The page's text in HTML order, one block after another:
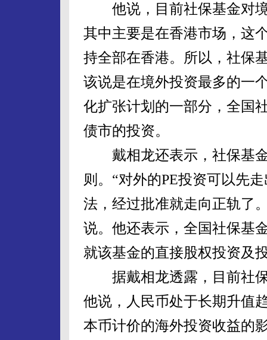
他说，目前社保基金对境
其中主要是在香港市场，这
持全部在香港。所以，社保
该说是在境外投资最多的一
化扩张计划的一部分，全国
债市的投资。
戴相龙还表示，社保基金
则。“对外的PE投资可以先
法，经过批准就走向正轨了
说。他还表示，全国社保基
就该基金的直接股权投资及
据戴相龙透露，目前社保
他说，人民币处于长期升值
本币计价的海外投资收益的